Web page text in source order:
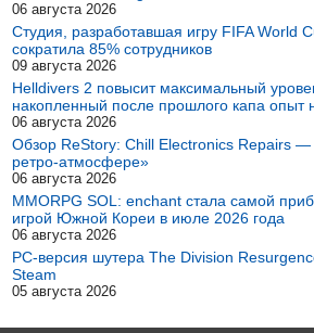
06 августа 2026
Студия, разработавшая игру FIFA World
сократила 85% сотрудников
09 августа 2026
Helldivers 2 повысит максимальный
накопленный после прошлого капа опыт
06 августа 2026
Обзор ReStory: Chill Electronics Repairs —
ретро-атмосфере»
06 августа 2026
MMORPG SOL: enchant стала самой
игрой Южной Кореи в июле 2026 года
06 августа 2026
PC-версия шутера The Division
Steam
05 августа 2026